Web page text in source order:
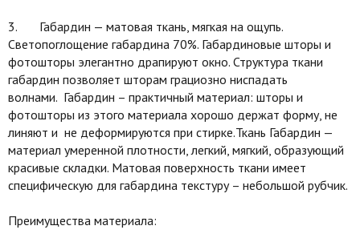
3. Габардин — матовая ткань, мягкая на ощупь.
Светопоглощение габардина 70%. Габардиновые шторы и
фотошторы элегантно драпируют окно. Структура ткани
габардин позволяет шторам грациозно ниспадать
волнами. Габардин – практичный материал: шторы и
фотошторы из этого материала хорошо держат форму, не
линяют и не деформируются при стирке.Ткань Габардин —
материал умеренной плотности, легкий, мягкий, образующий
красивые складки. Матовая поверхность ткани имеет
специфическую для габардина текстуру – небольшой рубчик.
Преимущества материала: